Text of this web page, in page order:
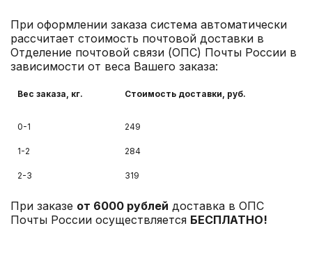
При оформлении заказа система автоматически
рассчитает стоимость почтовой доставки в
Отделение почтовой связи (ОПС) Почты России в
зависимости от веса Вашего заказа:
Вес заказа, кг. Стоимость доставки , руб.
0-1 249
1-2 284
2-3 319
При заказе от 6000 рублей доставка в ОПС
Почты России осуществляется БЕСПЛАТНО!